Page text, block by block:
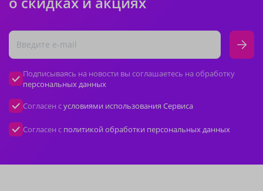
Подписываясь на новости вы соглашаетесь на обработку
персональных данных
Согласен сусловиями использования Сервиса
Согласен с политикой обработки персональных данных